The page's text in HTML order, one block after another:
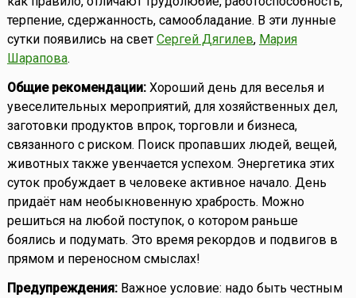
терпение, сдержанность, самообладание. В эти лунные
сутки появились на свет Сергей Дягилев, Мария
Шарапова.
Общие рекомендации:Хороший день для веселья и
увеселительных мероприятий, для хозяйственных дел,
заготовки продуктов впрок, торговли и бизнеса,
связанного с риском. Поиск пропавших людей, вещей,
животных также увенчается успехом. Энергетика этих
суток пробуждает в человеке активное начало. День
придаёт нам необыкновенную храбрость. Можно
решиться на любой поступок, о котором раньше
боялись и подумать. Это время рекордов и подвигов в
прямом и переносном смыслах!
Предупреждения:Важное условие: надо быть честным